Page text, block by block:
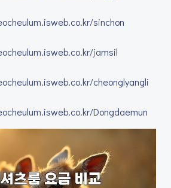
sinchon
jamsil
cheonglyangli
Dongdaemun